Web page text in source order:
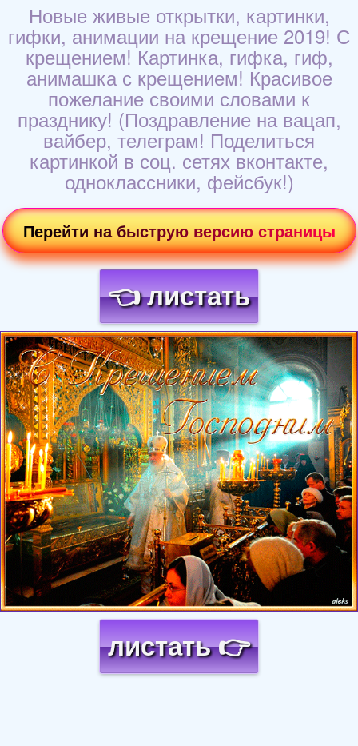
Новые живые открытки, картинки,
гифки, анимации на крещение 2019! С
крещением! Картинка, гифка, гиф,
анимашка с крещением! Красивое
пожелание своими словами к
празднику! (Поздравление на вацап,
вайбер, телеграм! Поделиться
картинкой в соц. сетях вконтакте,
одноклассники, фейсбук!)
Перейти на быструю версию страницы
👈 листать
Загрузка картинки...
листать 👉